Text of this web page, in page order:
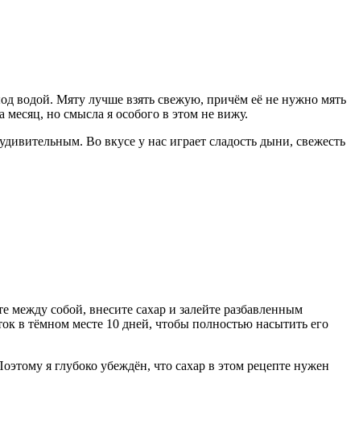
водой. Мяту лучше взять свежую, причём её не нужно мять
но смысла я особого в этом не вижу.
Во вкусе у нас играет сладость дыни, свежесть
собой, внесите сахар и залейте разбавленным
в тёмном месте 10 дней, чтобы полностью насытить его
я глубоко убеждён, что сахар в этом рецепте нужен